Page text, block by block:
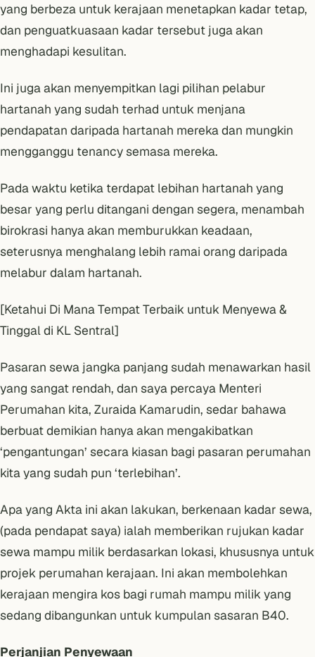
yang berbeza untuk kerajaan menetapkan kadar tetap,
dan penguatkuasaan kadar tersebut juga akan
menghadapi kesulitan.
Ini juga akan menyempitkan lagi pilihan pelabur
hartanah yang sudah terhad untuk menjana
pendapatan daripada hartanah merekadan mungkin
mengganggu tenancy semasa mereka.
Pada waktu ketika terdapat lebihan hartanah yang
besar yang perlu ditangani dengan segera, menambah
birokrasi hanya akan memburukkan keadaan,
seterusnya menghalang lebih ramai orang daripada
melabur dalam hartanah.
[Ketahui Di Mana Tempat Terbaik untuk Menyewa &
Tinggal di KL Sentral]
Pasaran sewa jangka panjang sudah menawarkan hasil
yang sangat rendah, dan saya percaya Menteri
Perumahan kita, Zuraida Kamarudin, sedar bahawa
berbuat demikian hanya akan mengakibatkan
‘pengantungan’ secara kiasan bagi pasaran perumahan
kita yang sudah pun ‘terlebihan’.
Apa yang Akta ini akan lakukan, berkenaan kadar sewa,
(pada pendapat saya) ialah memberikan rujukan kadar
sewa mampu milik berdasarkan lokasi, khususnya untuk
projek perumahan kerajaan. Ini akan membolehkan
kerajaan mengira kos bagi rumah mampu milik yang
sedang dibangunkan untuk kumpulan sasaran B40.
Perjanjian Penyewaan